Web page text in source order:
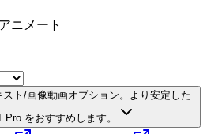
ニメート
ト/画像動画オプション。より安定した
をおすすめします。